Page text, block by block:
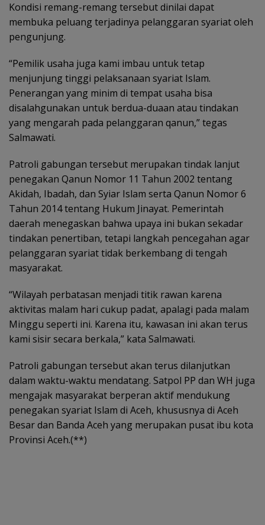
Kondisi remang-remang tersebut dinilai dapat
membuka peluang terjadinya pelanggaran syariat oleh
pengunjung.
“Pemilik usaha juga kami imbau untuk tetap
menjunjung tinggi pelaksanaan syariat Islam.
Penerangan yang minim di tempat usaha bisa
disalahgunakan untuk berdua-duaan atau tindakan
yang mengarah pada pelanggaran qanun,” tegas
Salmawati.
Patroli gabungan tersebut merupakan tindak lanjut
penegakan Qanun Nomor 11 Tahun 2002 tentang
Akidah, Ibadah, dan Syiar Islam serta Qanun Nomor 6
Tahun 2014 tentang Hukum Jinayat. Pemerintah
daerah menegaskan bahwa upaya ini bukan sekadar
tindakan penertiban, tetapi langkah pencegahan agar
pelanggaran syariat tidak berkembang di tengah
masyarakat.
“Wilayah perbatasan menjadi titik rawan karena
aktivitas malam hari cukup padat, apalagi pada malam
Minggu seperti ini. Karena itu, kawasan ini akan terus
kami sisir secara berkala,” kata Salmawati.
Patroli gabungan tersebut akan terus dilanjutkan
dalam waktu-waktu mendatang. Satpol PP dan WH juga
mengajak masyarakat berperan aktif mendukung
penegakan syariat Islam di Aceh, khususnya di Aceh
Besar dan Banda Aceh yang merupakan pusat ibu kota
Provinsi Aceh.(**)